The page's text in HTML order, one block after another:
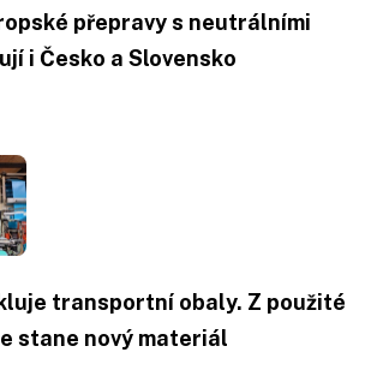
přepravy s neutrálními
i Česko a Slovensko
transportní obaly. Z použité
stane nový materiál